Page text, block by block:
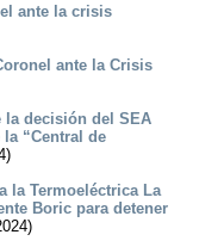
ante la crisis
ante la Crisis
la decisión del SEA
“Central de
la Termoeléctrica La
Boric para detener